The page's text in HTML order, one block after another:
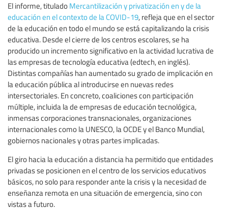
El informe, titulado Mercantilización y privatización en y de la
educación en el contexto de la COVID-19, refleja que en el sector
de la educación en todo el mundo se está capitalizando la crisis
educativa. Desde el cierre de los centros escolares, se ha
producido un incremento significativo en la actividad lucrativa de
las empresas de tecnología educativa (edtech, en inglés).
Distintas compañías han aumentado su grado de implicación en
la educación pública al introducirse en nuevas redes
intersectoriales. En concreto, coaliciones con participación
múltiple, incluida la de empresas de educación tecnológica,
inmensas corporaciones transnacionales, organizaciones
internacionales como la UNESCO, la OCDE y el Banco Mundial,
gobiernos nacionales y otras partes implicadas.
El giro hacia la educación a distancia ha permitido que entidades
privadas se posicionen en el centro de los servicios educativos
básicos, no solo para responder ante la crisis y la necesidad de
enseñanza remota en una situación de emergencia, sino con
vistas a futuro.